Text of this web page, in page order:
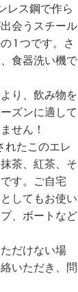
レス鋼で作ら
会うスチール
1 つです。さ
食器洗い機で
り、飲み物を
ズンに適して
せん！
れたこのエレ
茶、紅茶、そ
す。ご自宅
してもお使い
、ボートなど
だけない場
いただき、問